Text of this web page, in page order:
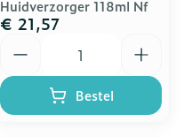
Huidverzorger 118ml Nf
€ 21,57
Bestel